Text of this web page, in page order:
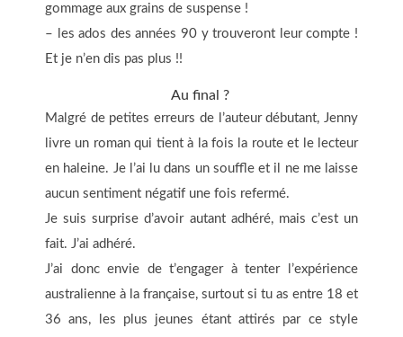
gommage aux grains de suspense !
– les ados des années 90 y trouveront leur compte !
Et je n’en dis pas plus !!
Au final ?
Malgré de petites erreurs de l’auteur débutant, Jenny
livre un roman qui tient à la fois la route et le lecteur
en haleine. Je l’ai lu dans un souffle et il ne me laisse
aucun sentiment négatif une fois refermé.
Je suis surprise d’avoir autant adhéré, mais c’est un
fait. J’ai adhéré.
J’ai donc envie de t’engager à tenter l’expérience
australienne à la française, surtout si tu as entre 18 et
36 ans, les plus jeunes étant attirés par ce style